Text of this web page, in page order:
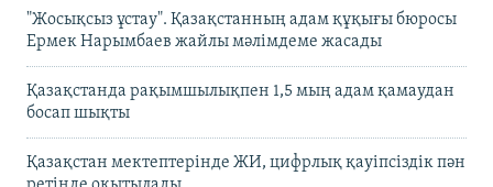
"Жосықсыз ұстау". Қазақстанның адам құқығы бюросы
Ермек Нарымбаев жайлы мәлімдеме жасады
Қазақстанда рақымшылықпен 1,5 мың адам қамаудан
босап шықты
Қазақстан мектептерінде ЖИ, цифрлық қауіпсіздік пән